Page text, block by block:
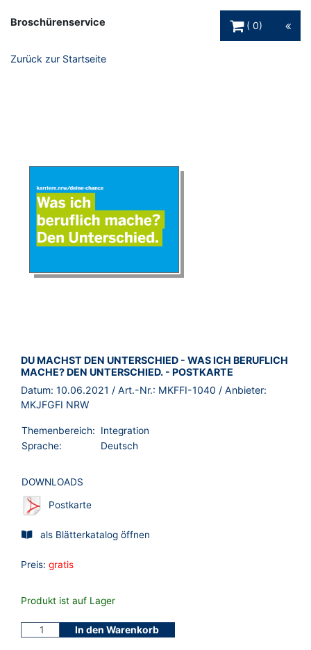
Broschürenservice
0
Zurück zur Startseite
BROSCHÜRE:
DU MACHST DEN UNTERSCHIED - WAS ICH BERUFLICH
MACHE? DEN UNTERSCHIED. - POSTKARTE
Datum: 10.06.2021 / Art.-Nr.: MKFFI-1040 / Anbieter:
MKJFGFI NRW
Themenbereich:
Integration
Sprache:
Deutsch
DOWNLOADS
Postkarte
als Blätterkatalog öffnen
Preis: gratis
Produkt ist auf Lager
In den Warenkorb